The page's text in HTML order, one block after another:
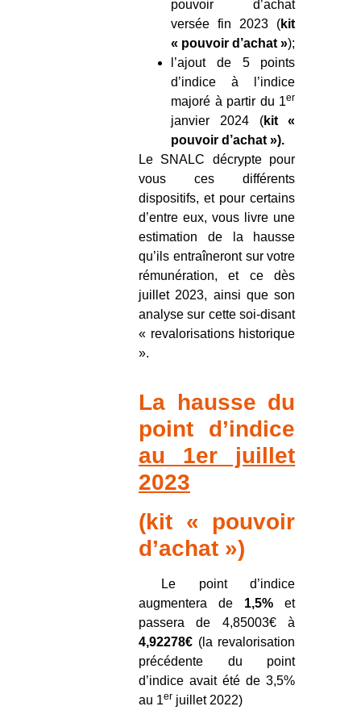
pouvoir d’achat
versée fin 2023 (kit
« pouvoir d’achat »);
l’ajout de 5 points
d’indice à l’indice
majoré à partir du 1er
janvier 2024 (kit «
pouvoir d’achat »).
Le SNALC décrypte pour
vous ces différents
dispositifs, et pour certains
d’entre eux, vous livre une
estimation de la hausse
qu’ils entraîneront sur votre
rémunération, et ce dès
juillet 2023, ainsi que son
analyse sur cette soi-disant
« revalorisations historique
».
La hausse du
point d’indice
au 1er juillet
2023
(kit « pouvoir
d’achat »)
Le point d’indice
augmentera de 1,5% et
passera de 4,85003€ à
4,92278€ (la revalorisation
précédente du point
d’indice avait été de 3,5%
au 1er juillet 2022)